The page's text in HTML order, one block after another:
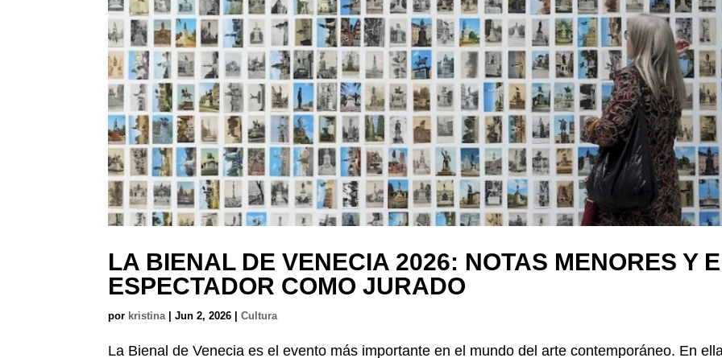
LA BIENAL DE VENECIA 2026: NOTAS MENORES Y
ESPECTADOR COMO JURADO
por kristina|Jun 2, 2026 |Cultura
La Bienal de Venecia es el evento más importante en el mundo del arte contemporáneo. En